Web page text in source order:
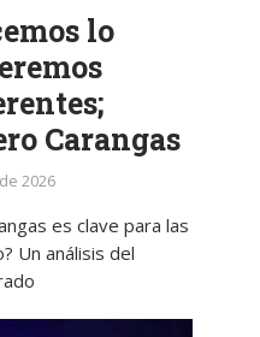
lo
Carangas
2026
es clave para las
Un análisis del